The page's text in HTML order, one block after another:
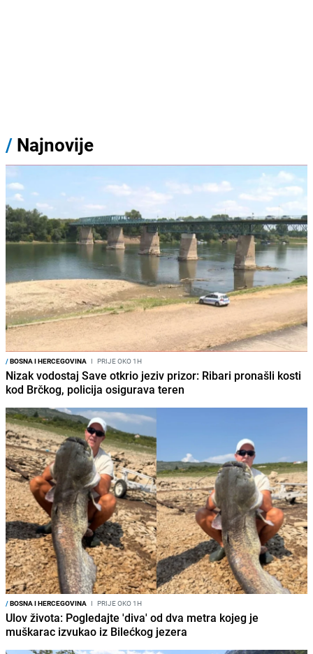
/ Najnovije
/BOSNA I HERCEGOVINA I PRIJE OKO 1H
Nizak vodostaj Save otkrio jeziv prizor: Ribari pronašli kosti
kod Brčkog, policija osigurava teren
/BOSNA I HERCEGOVINA I PRIJE OKO 1H
Ulov života: Pogledajte 'diva' od dva metra kojeg je
muškarac izvukao iz Bilećkog jezera